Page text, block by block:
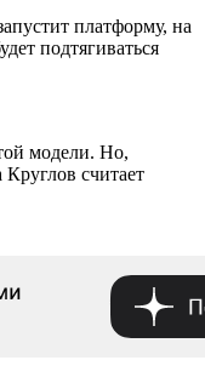
платформу, на
подтягиваться
модели. Но,
считает